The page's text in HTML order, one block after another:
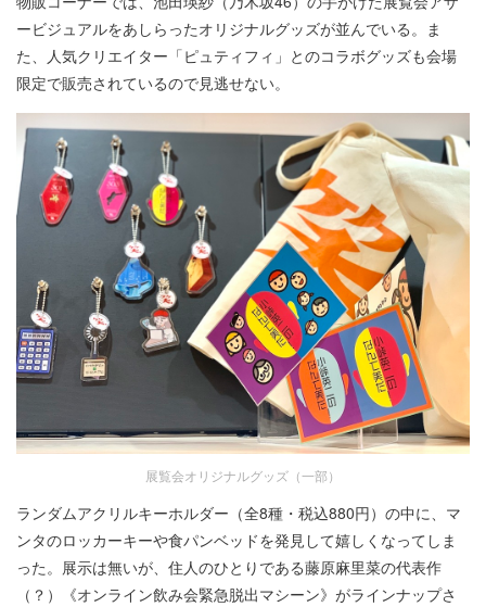
ービジュアルをあしらったオリジナルグッズが並んでいる。ま
た、人気クリエイター「ピュティフィ」とのコラボグッズも会場
限定で販売されているので見逃せない。
展覧会オリジナルグッズ（一部）
ランダムアクリルキーホルダー（全8種・税込880円）の中に、マ
ンタのロッカーキーや食パンベッドを発見して嬉しくなってしま
った。展示は無いが、住人のひとりである藤原麻里菜の代表作
（？）《オンライン飲み会緊急脱出マシーン》がラインナップさ